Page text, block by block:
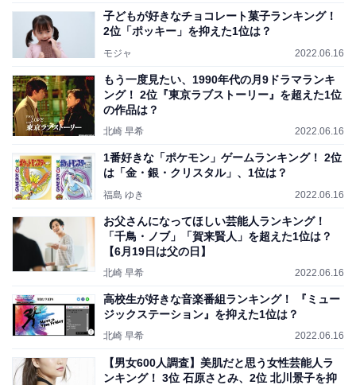
子どもが好きなチョコレート菓子ランキング！
2位「ポッキー」を抑えた1位は？
モジャ 2022.06.16
もう一度見たい、1990年代の月9ドラマランキ
ング！ 2位『東京ラブストーリー』を超えた1位
の作品は？
北崎 早希 2022.06.16
1番好きな「ポケモン」ゲームランキング！ 2位
は「金・銀・クリスタル」、1位は？
福島 ゆき 2022.06.16
お父さんになってほしい芸能人ランキング！
「千鳥・ノブ」「賀来賢人」を超えた1位は？
【6月19日は父の日】
北崎 早希 2022.06.16
高校生が好きな音楽番組ランキング！ 『ミュー
ジックステーション』を抑えた1位は？
北崎 早希 2022.06.16
【男女600人調査】美肌だと思う女性芸能人ラ
ンキング！ 3位 石原さとみ、2位 北川景子を抑